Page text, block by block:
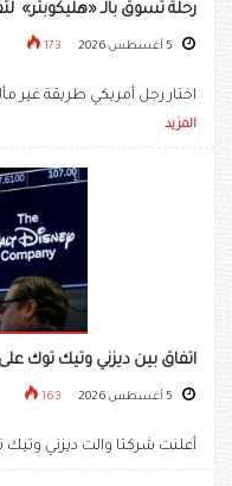
رحلة تسوق بالـ «هليكوبتر»
173
اختار رجل أمريكي طريقة غير
المزيد
اتفاق بين ديزني وتيك توك
163
أعلنت شركتا والت ديزني